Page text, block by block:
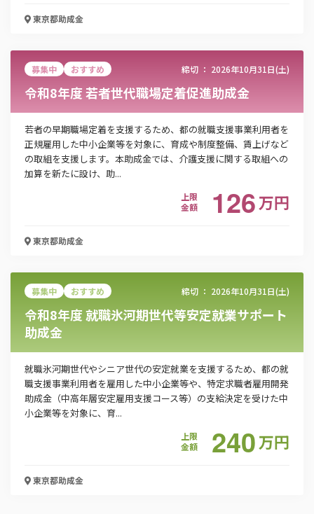
東京都助成金
募集中 おすすめ 締切 ： 2026年10月31日(土)
令和8年度 若者世代職場定着促進助成金
若者の早期職場定着を支援するため、都の就職支援事業利用者を
正規雇用した中小企業等を対象に、育成や制度整備、賃上げなど
の取組を支援します。本助成金では、介護支援に関する取組への
加算を新たに設け、助...
上限
金額
126万円
東京都助成金
募集中 おすすめ 締切 ： 2026年10月31日(土)
令和8年度 就職氷河期世代等安定就業サポート
助成金
就職氷河期世代やシニア世代の安定就業を支援するため、都の就
職支援事業利用者を雇用した中小企業等や、特定求職者雇用開発
助成金（中高年層安定雇用支援コース等）の支給決定を受けた中
小企業等を対象に、育...
上限
金額
240万円
東京都助成金